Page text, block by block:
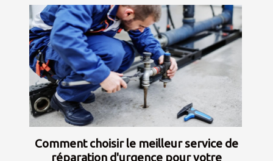
Comment choisir le meilleur service de
réparation d'urgence pour votre